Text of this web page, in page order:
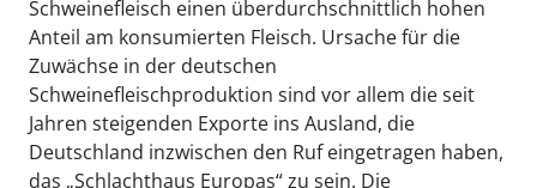
Schweinefleisch einen überdurchschnittlich hohen
Anteil am konsumierten Fleisch. Ursache für die
Zuwächse in der deutschen
Schweinefleischproduktion sind vor allem die seit
Jahren steigenden Exporte ins Ausland, die
Deutschland inzwischen den Ruf eingetragen haben,
das „Schlachthaus Europas“ zu sein. Die